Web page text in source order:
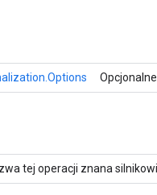
tej operacji znana